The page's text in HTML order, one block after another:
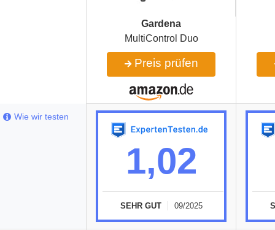
Gardena
MultiControl Duo
Preis prüfen
1,02
SEHR GUT 09/2025
Wie wir testen